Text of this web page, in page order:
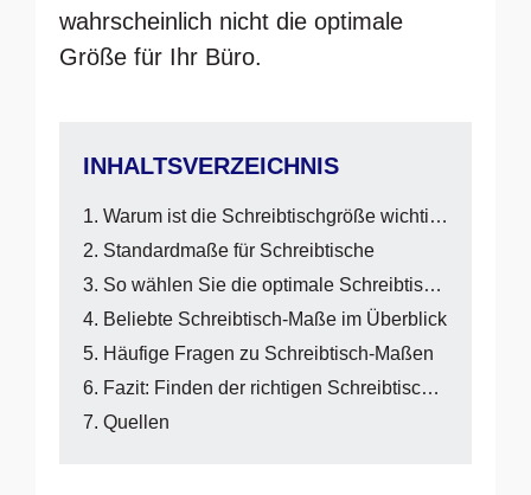
wahrscheinlich nicht die optimale
Größe für Ihr Büro.
INHALTSVERZEICHNIS
Warum ist die Schreibtischgröße wichtig?
Standardmaße für Schreibtische
So wählen Sie die optimale Schreibtischgröße aus
Beliebte Schreibtisch-Maße im Überblick
Häufige Fragen zu Schreibtisch-Maßen
Fazit: Finden der richtigen Schreibtischmaße
Quellen